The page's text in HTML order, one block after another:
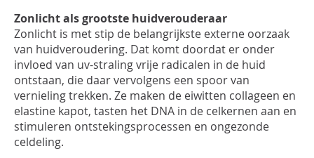
Zonlichtalsgrootste huidverouderaar
Zonlicht is met stip de belangrijkste externe oorzaak
van huidveroudering. Dat komt doordat er onder
invloed van uv-straling vrije radicalen in de huid
ontstaan, die daarvervolgens een spoor van
vernieling trekken. Ze maken de eiwitten collageen en
elastine kapot, tasten het DNA in de celkernen aan en
stimuleren ontstekingsprocessen en ongezonde
celdeling.